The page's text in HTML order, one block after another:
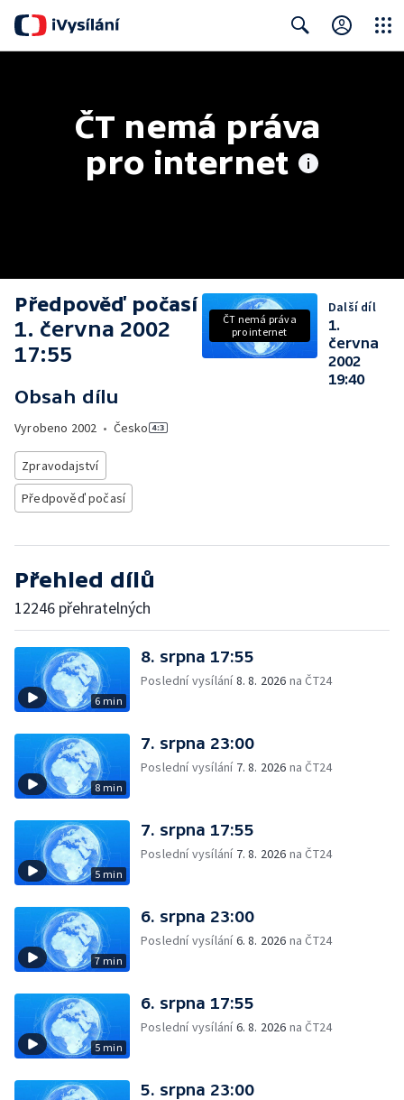
ČT nemá práva
pro internet
Předpověď počasí
1. června 2002
17:55
Obsah dílu
Vyrobeno 2002 • Česko
Zpravodajství
Předpověď počasí
ČT nemá práva
pro internet
Další díl
1.
června
2002
19:40
Přehled dílů
12246 přehratelných
6 min
8. srpna 17:55
Poslední vysílání8. 8. 2026 na ČT24
8 min
7. srpna 23:00
Poslední vysílání 7. 8. 2026 na ČT24
5 min
7. srpna 17:55
Poslední vysílání 7. 8. 2026 na ČT24
7 min
6. srpna 23:00
Poslední vysílání6. 8. 2026 na ČT24
5 min
6. srpna 17:55
Poslední vysílání6. 8. 2026 na ČT24
5. srpna 23:00